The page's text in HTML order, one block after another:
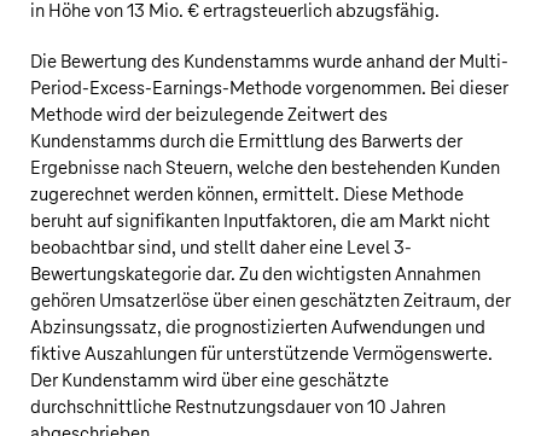
in Höhe von13 Mio. €ertragsteuerlich abzugsfähig.
Die Bewertung des Kundenstamms wurde anhand der Multi-
Period-Excess-Earnings-Methode vorgenommen. Bei dieser
Methode wird der beizulegende Zeitwert des
Kundenstamms durch die Ermittlung des Barwerts der
Ergebnisse nach Steuern, welche den bestehenden Kunden
zugerechnet werden können, ermittelt. Diese Methode
beruht auf signifikanten Inputfaktoren, die am Markt nicht
beobachtbar sind, und stellt daher eine Level 3-
Bewertungskategorie dar. Zu den wichtigsten Annahmen
gehören Umsatzerlöse über einen geschätzten Zeitraum, der
Abzinsungssatz, die prognostizierten Aufwendungen und
fiktive Auszahlungen für unterstützende Vermögenswerte.
Der Kundenstamm wird über eine geschätzte
durchschnittliche Restnutzungsdauer von 10 Jahren